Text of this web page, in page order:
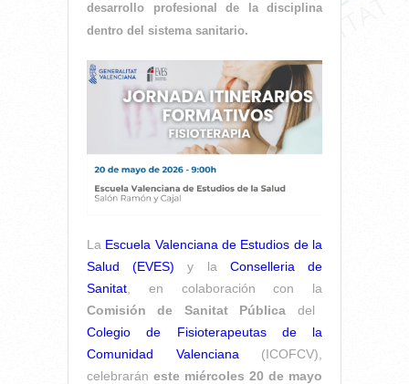
desarrollo profesional de la disciplina
dentro del sistema sanitario.
La Escuela Valenciana de Estudios de la
Salud (EVES) y la Conselleria de
Sanitat , en colaboración con la
Comisión de Sanitat Pública del
Colegio de Fisioterapeutas de la
Comunidad Valenciana (ICOFCV),
celebrarán este miércoles 20 de mayo